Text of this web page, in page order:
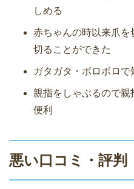
しめる
赤ちゃんの時以来爪を
切ることができた
ガタガタ・ボロボロ
親指をしゃぶるので
便利
悪い口コミ・評判